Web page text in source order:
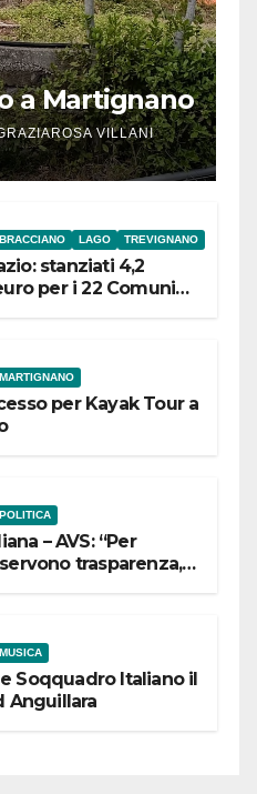
a Martignano
VILLANI
BRACCIANO LAGO TREVIGNANO
stanziati 4,2
per i 22 Comuni
MARTIGNANO
per Kayak Tour a
POLITICA
– AVS: “Per
trasparenza,
MUSICA
Soqquadro Italiano il
Anguillara